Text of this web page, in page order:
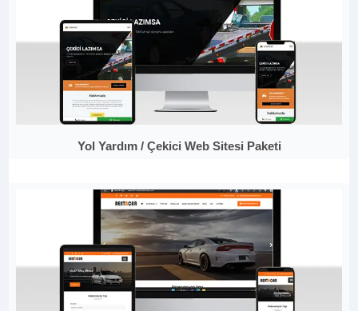
Yol Yardım / Çekici Web Sitesi Paketi